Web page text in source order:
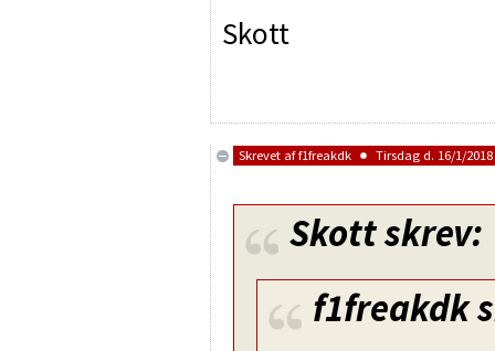
Skott
Skrevet aff1freakdk Tirsdag d. 16/1/2018
Skottskrev:
f1freakdk